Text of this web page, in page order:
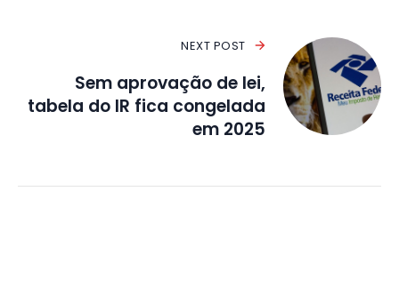
NEXT POST
Sem aprovação de lei,
tabela do IR fica congelada
em 2025